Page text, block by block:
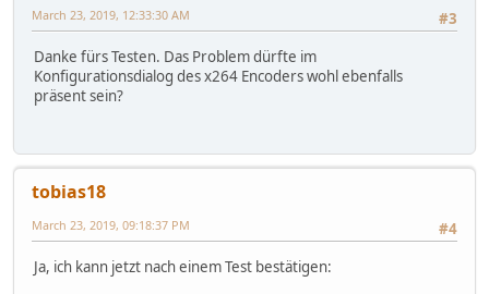
#3
March 23, 2019, 12:33:30 AM
Danke fürs Testen. Das Problem dürfte im
Konfigurationsdialog des x264 Encoders wohl ebenfalls
präsent sein?
tobias18
#4
March 23, 2019, 09:18:37 PM
Ja, ich kann jetzt nach einem Test bestätigen: